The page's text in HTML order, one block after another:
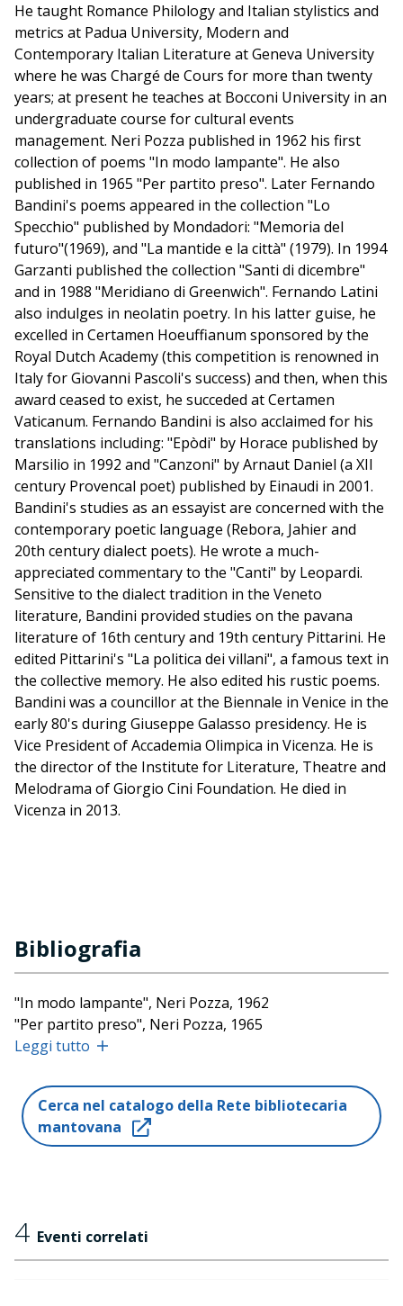
He taught Romance Philology and Italian stylistics and
metrics at Padua University, Modern and
Contemporary Italian Literature at Geneva University
where he was Chargé de Cours for more than twenty
years; at present he teaches at Bocconi University in an
undergraduate course for cultural events
management. Neri Pozza published in 1962 his first
collection of poems "In modo lampante". He also
published in 1965 "Per partito preso". Later Fernando
Bandini's poems appeared in the collection "Lo
Specchio" published by Mondadori: "Memoria del
futuro"(1969), and "La mantide e la città" (1979). In 1994
Garzanti published the collection "Santi di dicembre"
and in 1988 "Meridiano di Greenwich". Fernando Latini
also indulges in neolatin poetry. In his latter guise, he
excelled in Certamen Hoeuffianum sponsored by the
Royal Dutch Academy (this competition is renowned in
Italy for Giovanni Pascoli's success) and then, when this
award ceased to exist, he succeded at Certamen
Vaticanum. Fernando Bandini is also acclaimed for his
translations including: "Epòdi" by Horace published by
Marsilio in 1992 and "Canzoni" by Arnaut Daniel (a XII
century Provencal poet) published by Einaudi in 2001.
Bandini's studies as an essayist are concerned with the
contemporary poetic language (Rebora, Jahier and
20th century dialect poets). He wrote a much-
appreciated commentary to the "Canti" by Leopardi.
Sensitive to the dialect tradition in the Veneto
literature, Bandini provided studies on the pavana
literature of 16th century and 19th century Pittarini. He
edited Pittarini's "La politica dei villani", a famous text in
the collective memory. He also edited his rustic poems.
Bandini was a councillor at the Biennale in Venice in the
early 80's during Giuseppe Galasso presidency. He is
Vice President of Accademia Olimpica in Vicenza. He is
the director of the Institute for Literature, Theatre and
Melodrama of Giorgio Cini Foundation. He died in
Vicenza in 2013.
Bibliografia
"In modo lampante", Neri Pozza, 1962
"Per partito preso", Neri Pozza, 1965
"Memoria del futuro", Mondadori, 1969
"Vicenza", con Oliviero Toscani, Franco Muzzio, 1977
"Santi di Dicembre", Garzanti, 1994
"Meridiano di Greenwich", Garzanti, 1998
Leggi tutto
Cerca nel catalogo della Rete bibliotecaria
mantovana
4 Eventi correlati